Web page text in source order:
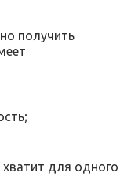
получить
хватит для одного